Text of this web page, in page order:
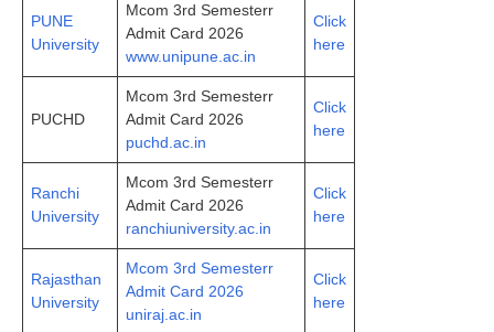
PUNE
University
Mcom 3rd Semesterr
Admit Card 2026
www.unipune.ac.in
Click
here
PUCHD
Mcom 3rd Semesterr
Admit Card 2026
puchd.ac.in
Click
here
Ranchi
University
Mcom 3rd Semesterr
Admit Card 2026
ranchiuniversity.ac.in
Click
here
Rajasthan
University
Mcom 3rd Semesterr
Admit Card 2026
uniraj.ac.in
Click
here